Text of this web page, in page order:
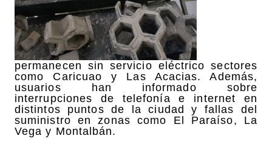
permanecen sin servicio eléctrico sectores
como Caricuao y Las Acacias. Además,
usuarios han informado sobre
interrupciones de telefonía e internet en
distintos puntos de la ciudad y fallas del
suministro en zonas como El Paraíso, La
Vega y Montalbán.